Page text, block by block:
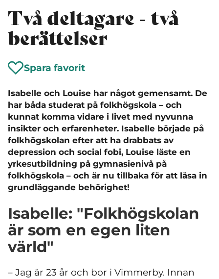
Två deltagare - två
berättelser
Spara favorit
Isabelle och Louise har något gemensamt. De
har båda studerat på folkhögskola – och
kunnat komma vidare i livet med nyvunna
insikter och erfarenheter. Isabelle började på
folkhögskolan efter att ha drabbats av
depression och social fobi, Louise läste en
yrkesutbildning på gymnasienivå på
folkhögskola – och är nu tillbaka för att läsa in
grundläggande behörighet!
Isabelle: "Folkhögskolan
är som en egen liten
värld"
– Jag är 23 år och bor i Vimmerby. Innan